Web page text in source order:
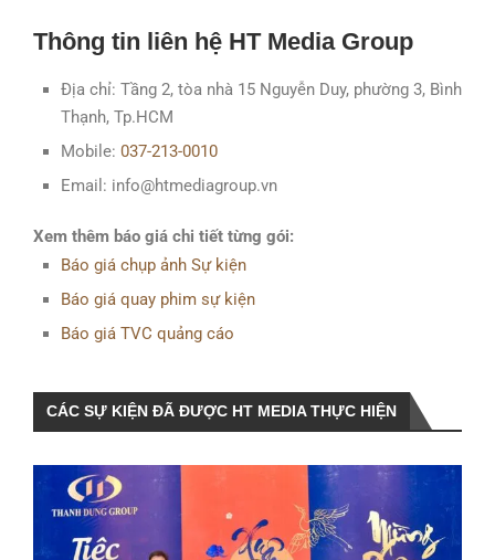
Thông tin liên hệ HT Media Group
Địa chỉ: Tầng 2, tòa nhà 15 Nguyễn Duy, phường 3, Bình
Thạnh, Tp.HCM
Mobile: 037-213-0010
Email: info@htmediagroup.vn
Xem thêm báo giá chi tiết từng gói:
Báo giá chụp ảnh Sự kiện
Báo giá quay phim sự kiện
Báo giá TVC quảng cáo
CÁC SỰ KIỆN ĐÃ ĐƯỢC HT MEDIA THỰC HIỆN